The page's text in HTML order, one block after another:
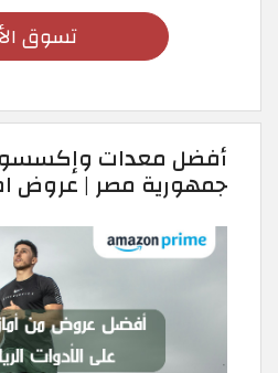
تسوق
أفضل معدات
جمهورية مصر | عروض